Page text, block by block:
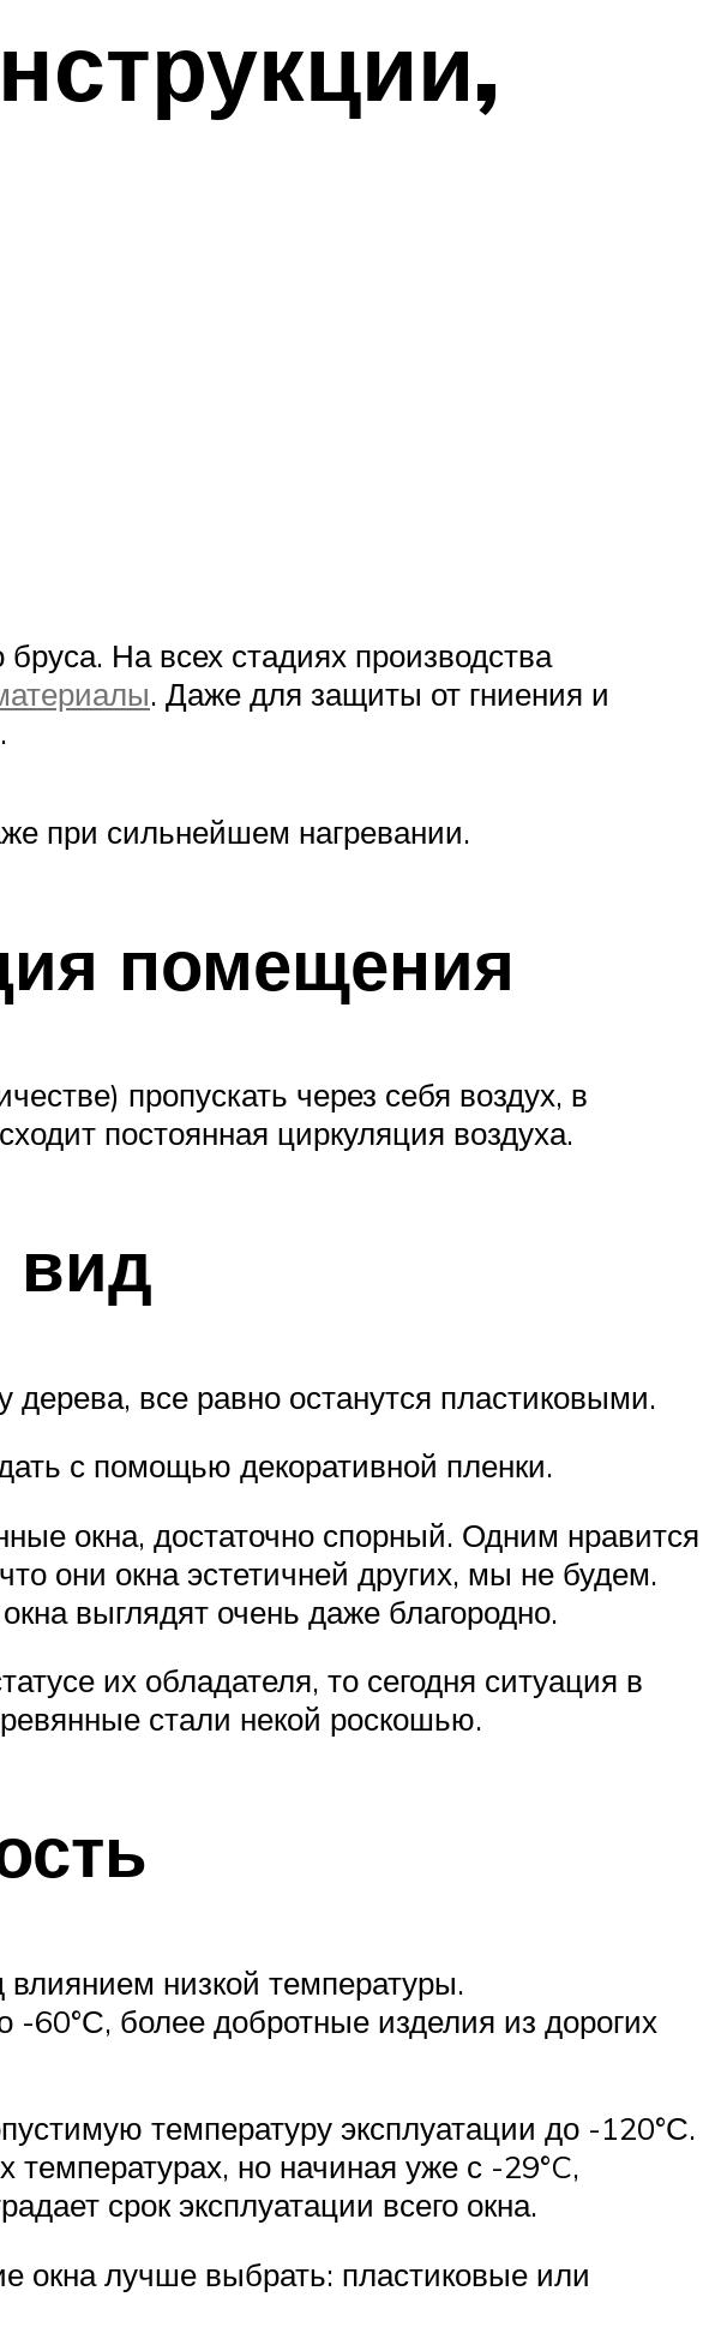
На всех стадиях производства
. Даже для защиты от гниения и
при сильнейшем нагревании.
помещения
пропускать через себя воздух, в
постоянная циркуляция воздуха.
вид
все равно останутся пластиковыми.
с помощью декоративной пленки.
окна, достаточно спорный. Одним нравится
они окна эстетичней других, мы не будем.
выглядят очень даже благородно.
их обладателя, то сегодня ситуация в
стали некой роскошью.
влиянием низкой температуры.
-60°С, более добротные изделия из дорогих
температуру эксплуатации до -120°С.
температурах, но начиная уже с -29°C,
срок эксплуатации всего окна.
окна лучше выбрать: пластиковые или